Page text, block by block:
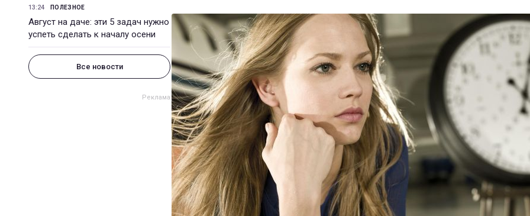
13:24 ПОЛЕЗНОЕ
Август на даче: эти 5 задач нужно
успеть сделать к началу осени
Все новости